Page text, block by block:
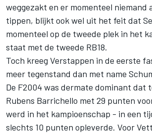
weggezakt en er momenteel niemand
tippen, blijkt ook wel uit het feit dat
momenteel op de tweede plek in het
staat met de tweede RB18.
Toch kreeg Verstappen in de eerste
meer tegenstand dan met name
De F2004 was dermate dominant dat
Rubens Barrichello met 29 punten
werd in het kampioenschap - in een
slechts 10 punten opleverde. Voor